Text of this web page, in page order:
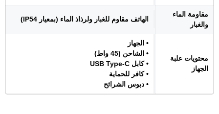
مقاومة الماء
والغبار
الهاتف مقاوم للغبار ولرذاذ الماء (بمعيار IP54)
محتويات علبة
الجهاز
• الجهاز
• الشاحن (45 واط)
• كابل USB Type-C
• كافر للحماية
• دبوس الشرائح